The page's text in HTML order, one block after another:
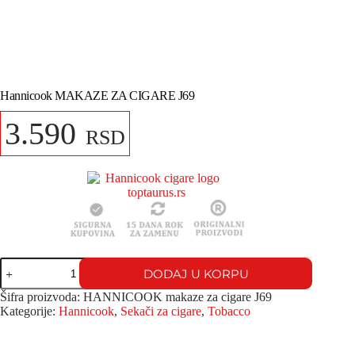
Hannicook MAKAZE ZA CIGARE J69
3.590 RSD
DODAJ U KORPU
Šifra proizvoda: HANNICOOK makaze za cigare J69
Kategorije: Hannicook, Sekači za cigare, Tobacco